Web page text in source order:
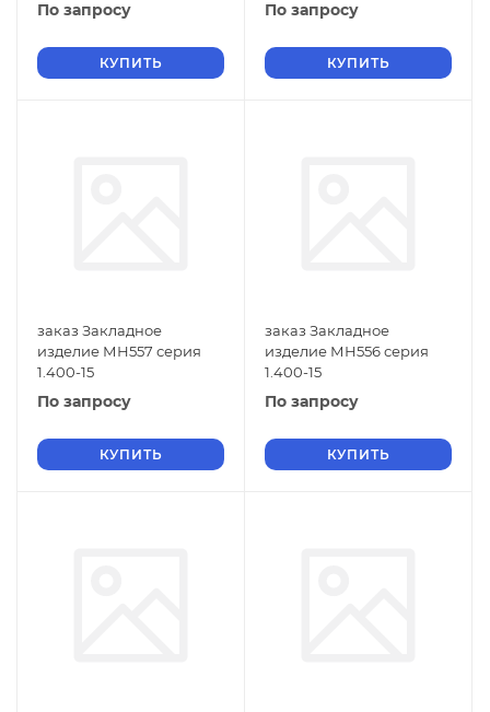
По запросу
КУПИТЬ
По запросу
КУПИТЬ
заказ Закладное
изделие МН557 серия
1.400-15
По запросу
КУПИТЬ
заказ Закладное
изделие МН556 серия
1.400-15
По запросу
КУПИТЬ